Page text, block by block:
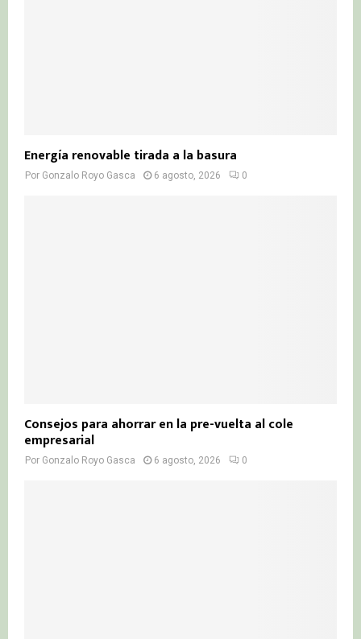
Energía renovable tirada a la basura
Por Gonzalo Royo Gasca 6 agosto, 2026 0
Consejos para ahorrar en la pre-vuelta al cole
empresarial
Por Gonzalo Royo Gasca 6 agosto, 2026 0